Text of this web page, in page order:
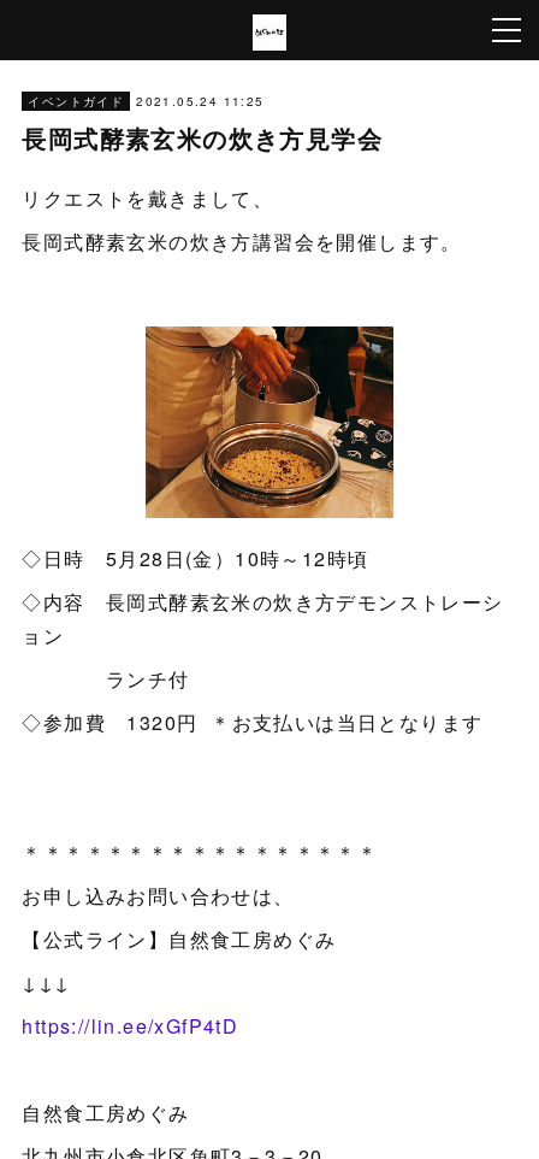
イベントガイド 2021.05.24 11:25
長岡式酵素玄米の炊き方見学会
リクエストを戴きまして、
長岡式酵素玄米の炊き方講習会を開催します。
◇日時 5月28日(金）10時～12時頃
◇内容 長岡式酵素玄米の炊き方デモンストレーシ
ョン
ランチ付
◇参加費 1320円 ＊お支払いは当日となります
＊＊＊＊＊＊＊＊＊＊＊＊＊＊＊＊＊
お申し込みお問い合わせは、
【公式ライン】自然食工房めぐみ
↓↓↓
https://lin.ee/xGfP4tD
自然食工房めぐみ